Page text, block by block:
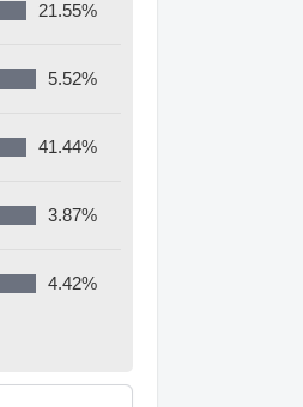
21.55%
5.52%
41.44%
3.87%
4.42%